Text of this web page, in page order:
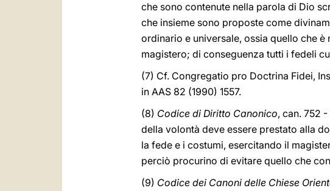
che sono contenute nella parola di Dio
che insieme sono proposte come
ordinario e universale, ossia quello che
magistero; di conseguenza tutti i fedeli
(7) Cf. Congregatio pro Doctrina Fidei,
in AAS 82 (1990) 1557.
(8) Codice di Diritto Canonico, can. 752
della volontà deve essere prestato alla
la fede e i costumi, esercitando il
perciò procurino di evitare quello che
(9) Codice dei Canoni delle Chiese